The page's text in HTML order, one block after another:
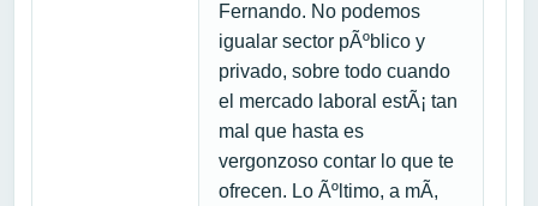
Fernando. No podemos
igualar sector pÃºblico y
privado, sobre todo cuando
el mercado laboral estÃ¡ tan
mal que hasta es
vergonzoso contar lo que te
ofrecen. Lo Ãºltimo, a mÃ­,